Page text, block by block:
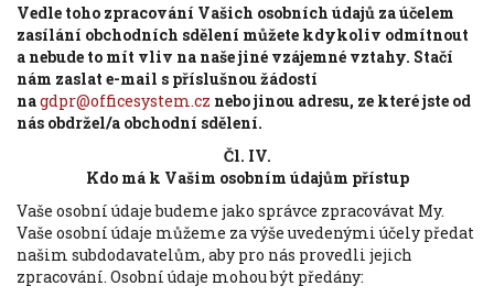
Vedle toho zpracování Vašich osobních údajů za účelem
zasílání obchodních sdělení můžete kdykoliv odmítnout
a nebude to mít vliv na naše jiné vzájemné vztahy. Stačí
nám zaslat e-mail s příslušnou žádostí
nagdpr@officesystem.cz nebo jinou adresu, ze které jste od
nás obdržel/a obchodní sdělení.
Čl. IV.
Kdo má k Vašim osobním údajům přístup
Vaše osobní údaje budeme jako správce zpracovávat My.
Vaše osobní údaje můžeme za výše uvedenými účely předat
našim subdodavatelům, aby pro nás provedli jejich
zpracování. Osobní údaje mohou být předány: